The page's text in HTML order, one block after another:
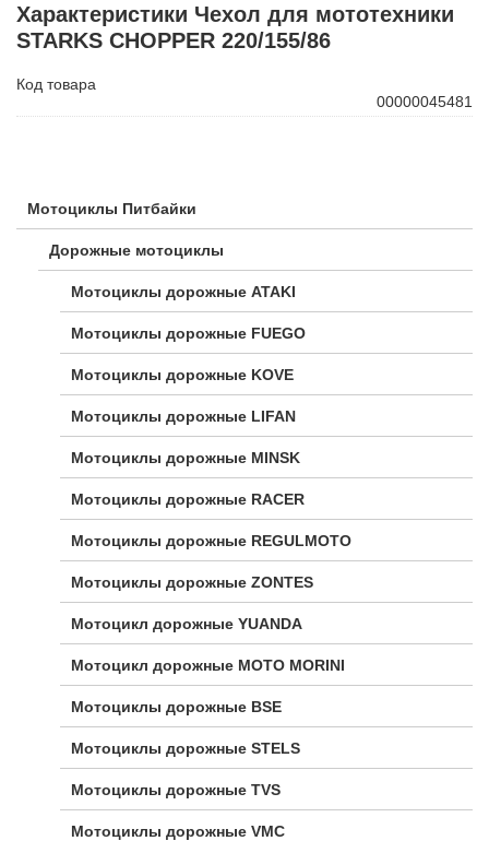
Мотоциклы Питбайки
Дорожные мотоциклы
Мотоциклы дорожные ATAKI
Мотоциклы дорожные FUEGO
Мотоциклы дорожные KOVE
Мотоциклы дорожные LIFAN
Мотоциклы дорожные MINSK
Мотоциклы дорожные RACER
Мотоциклы дорожные REGULMOTO
Мотоциклы дорожные ZONTES
Мотоцикл дорожные YUANDA
Мотоцикл дорожные МОТО MORINI
Мотоциклы дорожные BSE
Мотоциклы дорожные STELS
Мотоциклы дорожные TVS
Мотоциклы дорожные VMC
Характеристики Чехол для мототехники
STARKS CHOPPER 220/155/86
Код товара
00000045481